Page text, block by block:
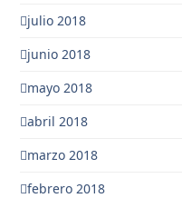
julio 2018
junio 2018
mayo 2018
abril 2018
marzo 2018
febrero 2018